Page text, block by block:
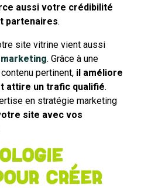
aussi votre crédibilité
partenaires.
site vitrine vient aussi
. Grâce à une
pertinent, il améliore
attire un trafic qualifié.
en stratégie marketing
site avec vos
pour créer